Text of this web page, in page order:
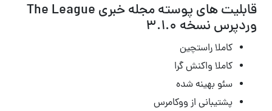
قابلیت های پوسته مجله خبری The League
وردپرس نسخه 3.1.0
کاملا راستچین
کاملا واکنش گرا
سئو بهینه شده
پشتیبانی از ووکامرس